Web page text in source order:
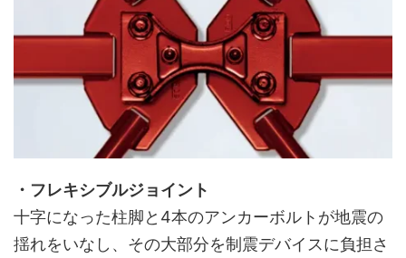
・フレキシブルジョイント
十字になった柱脚と4本のアンカーボルトが地震の
揺れをいなし、その大部分を制震デバイスに負担さ